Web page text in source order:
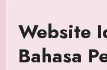
Website
Bahasa